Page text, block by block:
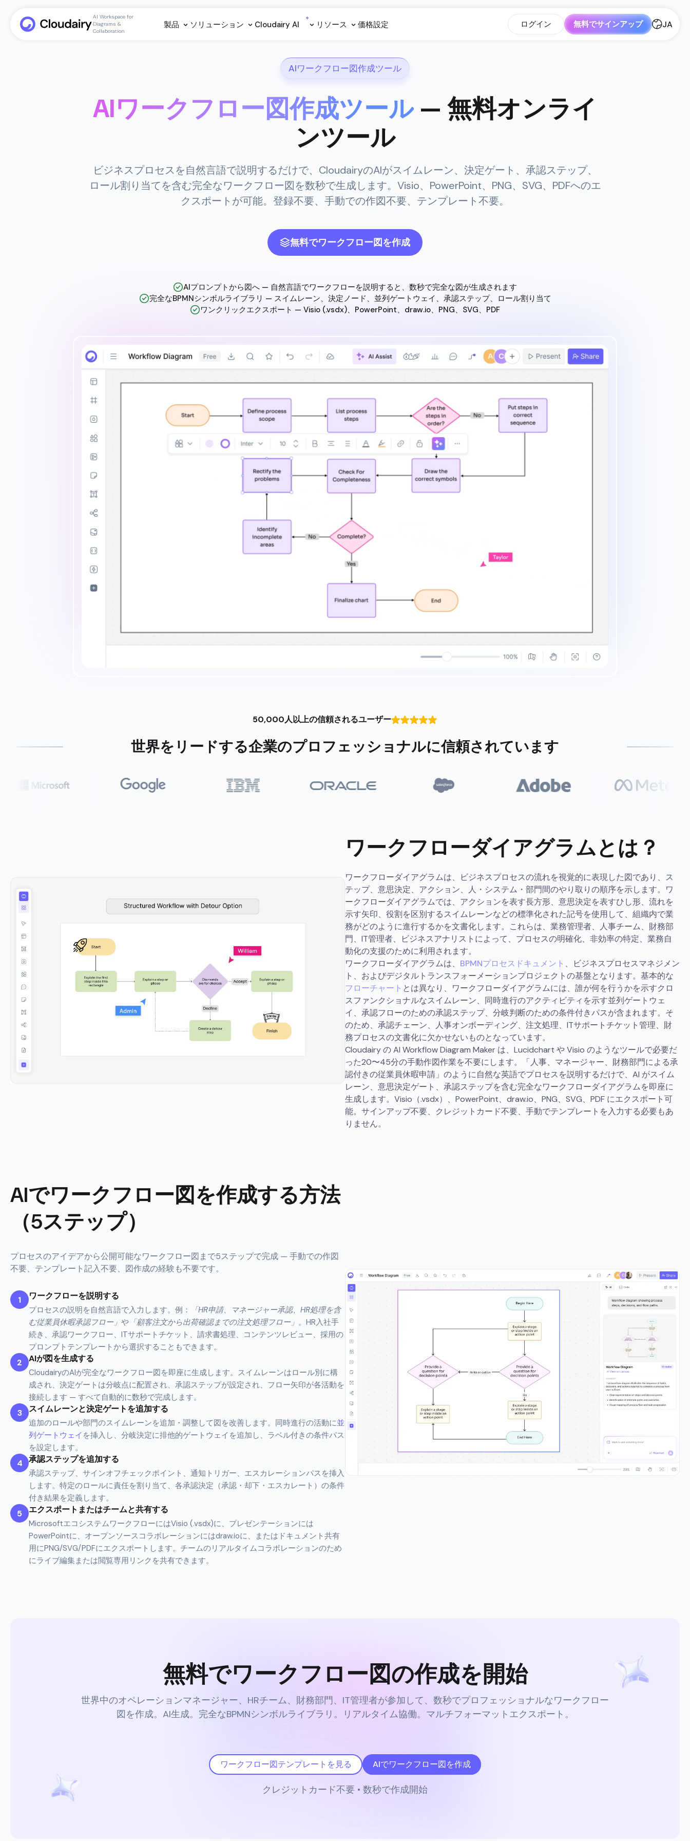
AI Workspace for
Diagrams &
Collaboration
製品 ソリューション Cloudairy Al リソース 価格設定 ログイン 無料でサインアップ JA
AIワークフロー図作成ツール
AIワークフロー図作成ツール — 無料オンライ
ンツール
ビジネスプロセスを自然言語で説明するだけで、CloudairyのAIがスイムレーン、決定ゲート、承認ステップ、
ロール割り当てを含む完全なワークフロー図を数秒で生成します。Visio、PowerPoint、PNG、SVG、PDFへのエ
クスポートが可能。登録不要、手動での作図不要、テンプレート不要。
無料でワークフロー図を作成
AIプロンプトから図へ — 自然言語でワークフローを説明すると、数秒で完全な図が生成されます
完全なBPMNシンボルライブラリ — スイムレーン、決定ノード、並列ゲートウェイ、承認ステップ、ロール割り当て
ワンクリックエクスポート — Visio (.vsdx)、PowerPoint、draw.io、PNG、SVG、PDF
50,000人以上の信頼されるユーザー
世界をリードする企業のプロフェッショナルに信頼されています
ワークフローダイアグラムとは？
ワークフローダイアグラムは、ビジネスプロセスの流れを視覚的に表現した図であり、ス
テップ、意思決定、アクション、人・システム・部門間のやり取りの順序を示します。ワ
ークフローダイアグラムでは、アクションを表す長方形、意思決定を表すひし形、流れを
示す矢印、役割を区別するスイムレーンなどの標準化された記号を使用して、組織内で業
務がどのように進行するかを文書化します。これらは、業務管理者、人事チーム、財務部
門、IT管理者、ビジネスアナリストによって、プロセスの明確化、非効率の特定、業務自
動化の支援のために利用されます。
ワークフローダイアグラムは、 BPMNプロセスドキュメント 、ビジネスプロセスマネジメン
ト、およびデジタルトランスフォーメーションプロジェクトの基盤となります。基本的な
フローチャート とは異なり、ワークフローダイアグラムには、誰が何を行うかを示すクロ
スファンクショナルなスイムレーン、同時進行のアクティビティを示す並列ゲートウェ
イ、承認フローのための承認ステップ、分岐判断のための条件付きパスが含まれます。そ
のため、承認チェーン、人事オンボーディング、注文処理、ITサポートチケット管理、財
務プロセスの文書化に欠かせないものとなっています。
Cloudairy の AI Workflow Diagram Maker は、Lucidchart や Visio のようなツールで必要だ
った20〜45分の手動作図作業を不要にします。「人事、マネージャー、財務部門による承
認付きの従業員休暇申請」のように自然な英語でプロセスを説明するだけで、AI がスイム
レーン、意思決定ゲート、承認ステップを含む完全なワークフローダイアグラムを即座に
生成します。Visio（.vsdx）、PowerPoint、draw.io、PNG、SVG、PDF にエクスポート可
能。サインアップ不要、クレジットカード不要、手動でテンプレートを入力する必要もあ
りません。
AIでワークフロー図を作成する方法
（5ステップ）
プロセスのアイデアから公開可能なワークフロー図まで5ステップで完成 — 手動での作図
不要、テンプレート記入不要、図作成の経験も不要です。
1 ワークフローを説明する
プロセスの説明を自然言語で入力します。例：
「HR申請、マネージャー承認、HR処理を含
む従業員休暇承認フロー」 や 「顧客注文から出荷確認までの注文処理フロー」 。HR入社手
続き、承認ワークフロー、ITサポートチケット、請求書処理、コンテンツレビュー、採用の
プロンプトテンプレートから選択することもできます。
2 AIが図を生成する
CloudairyのAIが完全なワークフロー図を即座に生成します。スイムレーンはロール別に構
成され、決定ゲートは分岐点に配置され、承認ステップが設定され、フロー矢印が各活動を
接続します — すべて自動的に数秒で完成します。
3 スイムレーンと決定ゲートを追加する
追加のロールや部門のスイムレーンを追加・調整して図を改善します。同時進行の活動に並
列ゲートウェイ を挿入し、分岐決定に排他的ゲートウェイを追加し、ラベル付きの条件パス
を設定します。
4 承認ステップを追加する
承認ステップ、サインオフチェックポイント、通知トリガー、エスカレーションパスを挿入
します。特定のロールに責任を割り当て、各承認決定（承認・却下・エスカレート）の条件
付き結果を定義します。
5 エクスポートまたはチームと共有する
MicrosoftエコシステムワークフローにはVisio (.vsdx)に、プレゼンテーションには
PowerPointに、オープンソースコラボレーションにはdraw.ioに、またはドキュメント共有
用にPNG/SVG/PDFにエクスポートします。チームのリアルタイムコラボレーションのため
にライブ編集または閲覧専用リンクを共有できます。
無料でワークフロー図の作成を開始
世界中のオペレーションマネージャー、HRチーム、財務部門、IT管理者が参加して、数秒でプロフェッショナルなワークフロー
図を作成。AI生成。完全なBPMNシンボルライブラリ。リアルタイム協働。マルチフォーマットエクスポート。
ワークフロー図テンプレートを見る AIでワークフロー図を作成
クレジットカード不要 • 数秒で作成開始